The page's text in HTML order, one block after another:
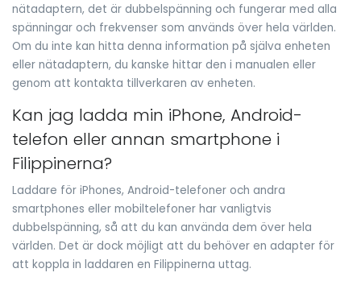
nätadaptern, det är dubbelspänning och fungerar med alla
spänningar och frekvenser som används över hela världen.
Om du inte kan hitta denna information på själva enheten
eller nätadaptern, du kanske hittar den i manualen eller
genom att kontakta tillverkaren av enheten.
Kan jag ladda min iPhone, Android-
telefon eller annan smartphone i
Filippinerna?
Laddare för iPhones, Android-telefoner och andra
smartphones eller mobiltelefoner har vanligtvis
dubbelspänning, så att du kan använda dem över hela
världen. Det är dock möjligt att du behöver en adapter för
att koppla in laddaren en Filippinerna uttag.